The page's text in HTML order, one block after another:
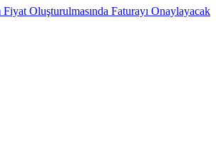
Fiyat Oluşturulmasında Faturayı Onaylayacak